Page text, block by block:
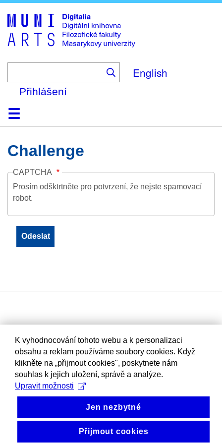
to
main
content
English
Přihlášení
DomůKolekce
Prohlížení
Vyhledávání
O platformě
Nápověda
KontaktDigitalia
Challenge
CAPTCHA
Prosím odšktrtněte pro potvrzení, že nejste spamovací
robot.
K vyhodnocování tohoto webu a k personalizaci
obsahu a reklam používáme soubory cookies. Když
klikněte na „přijmout cookies", poskytnete nám
souhlas k jejich uložení, správě a analýze.
Upravit možnosti
Jen nezbytné
Přijmout cookies